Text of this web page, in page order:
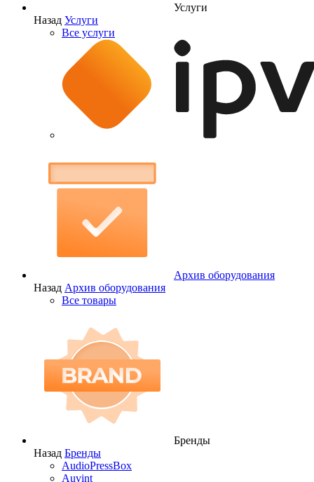
Услуги
Назад Услуги
Все услуги
Архив оборудования
Назад Архив оборудования
Все товары
Бренды
Назад Бренды
AudioPressBox
Auvint